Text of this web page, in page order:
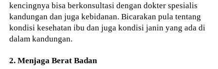
kencingnya bisa berkonsultasi dengan dokter spesialis
kandungan dan juga kebidanan. Bicarakan pula tentang
kondisi kesehatan ibu dan juga kondisi janin yang ada di
dalam kandungan.
2. Menjaga Berat Badan